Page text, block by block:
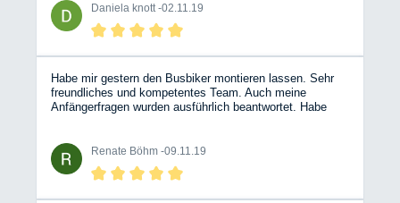
Daniela knott -02.11.19
Habe mir gestern den Busbiker montieren lassen. Sehr
freundliches und kompetentes Team. Auch meine
Anfängerfragen wurden ausführlich beantwortet. Habe
Renate Böhm -09.11.19